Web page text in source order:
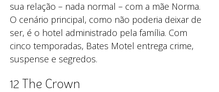
sua relação – nada normal – com a mãe Norma.
O cenário principal, como não poderia deixar de
ser, é o hotel administrado pela família. Com
cinco temporadas, Bates Motel entrega crime,
suspense e segredos.
12 The Crown